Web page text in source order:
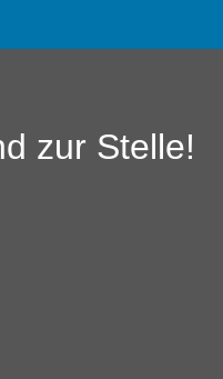
zur Stelle!